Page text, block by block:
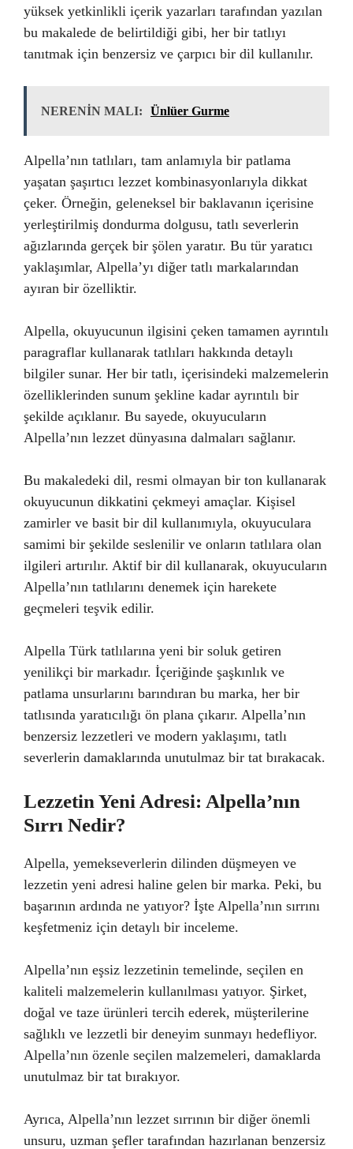
yüksek yetkinlikli içerik yazarları tarafından yazılan
bu makalede de belirtildiği gibi, her bir tatlıyı
tanıtmak için benzersiz ve çarpıcı bir dil kullanılır.
NERENİN MALI: Ünlüer Gurme
Alpella’nın tatlıları, tam anlamıyla bir patlama
yaşatan şaşırtıcı lezzet kombinasyonlarıyla dikkat
çeker. Örneğin, geleneksel bir baklavanın içerisine
yerleştirilmiş dondurma dolgusu, tatlı severlerin
ağızlarında gerçek bir şölen yaratır. Bu tür yaratıcı
yaklaşımlar, Alpella’yı diğer tatlı markalarından
ayıran bir özelliktir.
Alpella, okuyucunun ilgisini çeken tamamen ayrıntılı
paragraflar kullanarak tatlıları hakkında detaylı
bilgiler sunar. Her bir tatlı, içerisindeki malzemelerin
özelliklerinden sunum şekline kadar ayrıntılı bir
şekilde açıklanır. Bu sayede, okuyucuların
Alpella’nın lezzet dünyasına dalmaları sağlanır.
Bu makaledeki dil, resmi olmayan bir ton kullanarak
okuyucunun dikkatini çekmeyi amaçlar. Kişisel
zamirler ve basit bir dil kullanımıyla, okuyuculara
samimi bir şekilde seslenilir ve onların tatlılara olan
ilgileri artırılır. Aktif bir dil kullanarak, okuyucuların
Alpella’nın tatlılarını denemek için harekete
geçmeleri teşvik edilir.
Alpella Türk tatlılarına yeni bir soluk getiren
yenilikçi bir markadır. İçeriğinde şaşkınlık ve
patlama unsurlarını barındıran bu marka, her bir
tatlısında yaratıcılığı ön plana çıkarır. Alpella’nın
benzersiz lezzetleri ve modern yaklaşımı, tatlı
severlerin damaklarında unutulmaz bir tat bırakacak.
Lezzetin Yeni Adresi: Alpella’nın
Sırrı Nedir?
Alpella, yemekseverlerin dilinden düşmeyen ve
lezzetin yeni adresi haline gelen bir marka. Peki, bu
başarının ardında ne yatıyor? İşte Alpella’nın sırrını
keşfetmeniz için detaylı bir inceleme.
Alpella’nın eşsiz lezzetinin temelinde, seçilen en
kaliteli malzemelerin kullanılması yatıyor. Şirket,
doğal ve taze ürünleri tercih ederek, müşterilerine
sağlıklı ve lezzetli bir deneyim sunmayı hedefliyor.
Alpella’nın özenle seçilen malzemeleri, damaklarda
unutulmaz bir tat bırakıyor.
Ayrıca, Alpella’nın lezzet sırrının bir diğer önemli
unsuru, uzman şefler tarafından hazırlanan benzersiz